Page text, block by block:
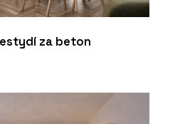
za beton